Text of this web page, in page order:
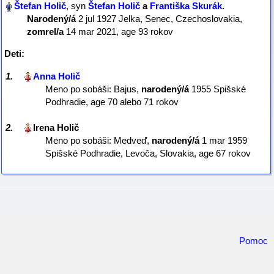
, syn Štefan Holič a Františka Skurák‏.
Narodený/á‎2 jul 1927 Jelka, Senec, Czechoslovakia,
zomrel/a‎14 mar 2021‎, age 93 rokov
Deti:
1.
Meno po sobáši: Bajus, narodený/á‎1955 Spišské
Podhradie‎, age 70 alebo 71 rokov
2.
Meno po sobáši: Medveď, narodený/á‎1 mar 1959
Spišské Podhradie, Levoča, Slovakia‎, age 67 rokov
Pomoc